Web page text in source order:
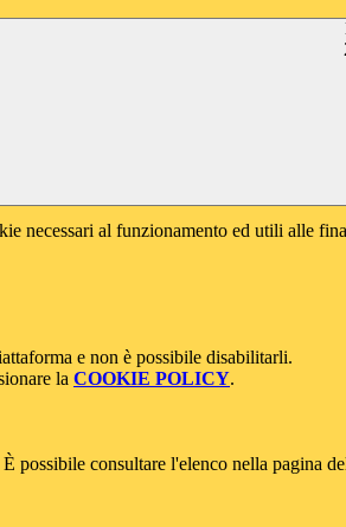
necessari al funzionamento ed utili alle
e non è possibile disabilitarli.
la COOKIE POLICY.
possibile consultare l'elenco nella pagina